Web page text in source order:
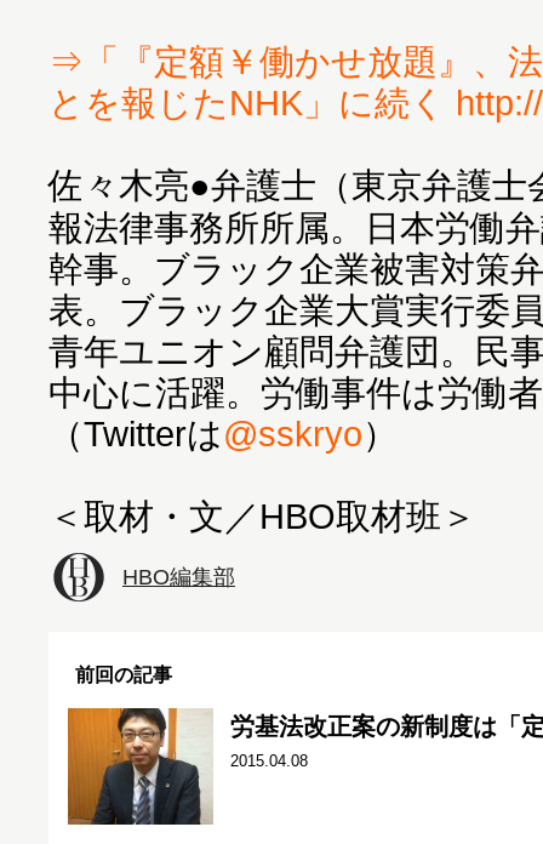
⇒「『定額￥働かせ放題』、
とを報じたNHK」に続く
佐々木亮●弁護士（東京弁護士
報法律事務所所属。日本労働
幹事。ブラック企業被害対策
表。ブラック企業大賞実行委
青年ユニオン顧問弁護団。民
中心に活躍。労働事件は労働
（Twitterは@sskryo）
HBO編集部
前回の記事
労基法改正案の新制度は「
2015.04.08